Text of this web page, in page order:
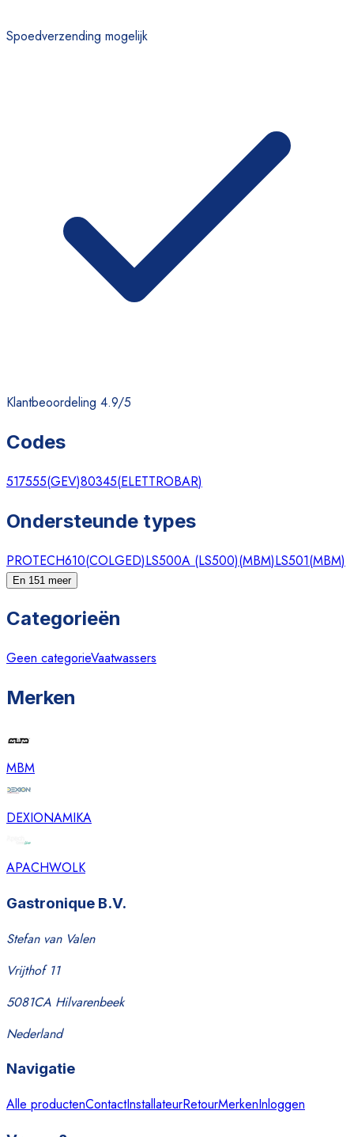
Spoedverzending mogelijk
Klantbeoordeling 4.9/5
Codes
517555(GEV)80345(ELETTROBAR)
Ondersteunde types
PROTECH610(COLGED)LS500A (LS500)(MBM)LS501(MBM)
En 151 meer
Categorieën
Geen categorieVaatwassers
Merken
MBM
DEXIONAMIKA
APACHWOLK
Gastronique B.V.
Stefan van Valen
Vrijthof 11
5081CA Hilvarenbeek
Nederland
Navigatie
Alle productenContactInstallateurRetourMerkenInloggen